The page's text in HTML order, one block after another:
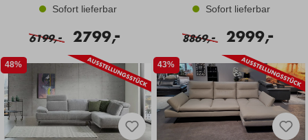
Sofort lieferbar
6199,- 2799,
-
motorischer Relaxsessel in
Stoff
Sofort lieferbar
8869,- 2999,
-
48% 43%